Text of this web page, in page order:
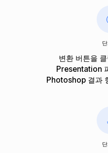
변환 버튼을
Presentation
Photoshop 결과